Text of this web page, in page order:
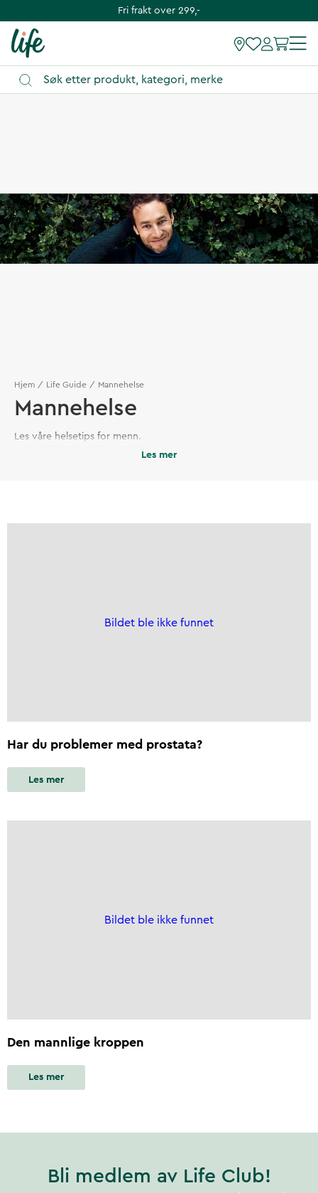
Fri frakt over 299,-
Hjem Life Guide Mannehelse
Mannehelse
Les våre helsetips for menn.
Les mer
Bildet ble ikke funnet
Har du problemer med prostata?
Les mer
Bildet ble ikke funnet
Den mannlige kroppen
Les mer
Bli medlem av Life Club!